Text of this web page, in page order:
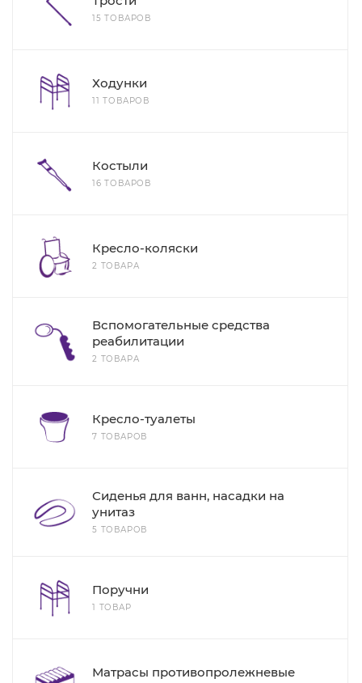
15 ТОВАРОВ
Ходунки
11 ТОВАРОВ
Костыли
16 ТОВАРОВ
Кресло-коляски
2 ТОВАРА
Вспомогательные средства
реабилитации
2 ТОВАРА
Кресло-туалеты
7 ТОВАРОВ
Сиденья для ванн, насадки на
унитаз
5 ТОВАРОВ
Поручни
1 ТОВАР
Матрасы противопролежневые